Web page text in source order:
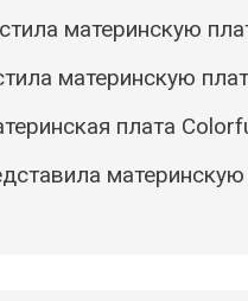
материнскую
материнскую
плата